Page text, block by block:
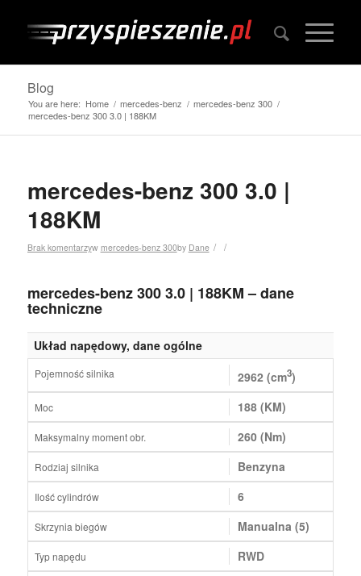
Blog
You are here: Home / mercedes-benz / mercedes-benz 300 /
mercedes-benz 300 3.0 | 188KM
mercedes-benz 300 3.0 |
188KM
Brak komentarzy /
w mercedes-benz 300 /
by Dane
mercedes-benz 300 3.0 | 188KM – dane
techniczne
Układ napędowy, dane ogólne
Pojemność silnika 2962 (cm3)
Moc 188 (KM)
Maksymalny moment obr. 260 (Nm)
Rodziaj silnika Benzyna
Ilość cylindrów 6
Skrzynia biegów Manualna (5)
Typ napędu RWD